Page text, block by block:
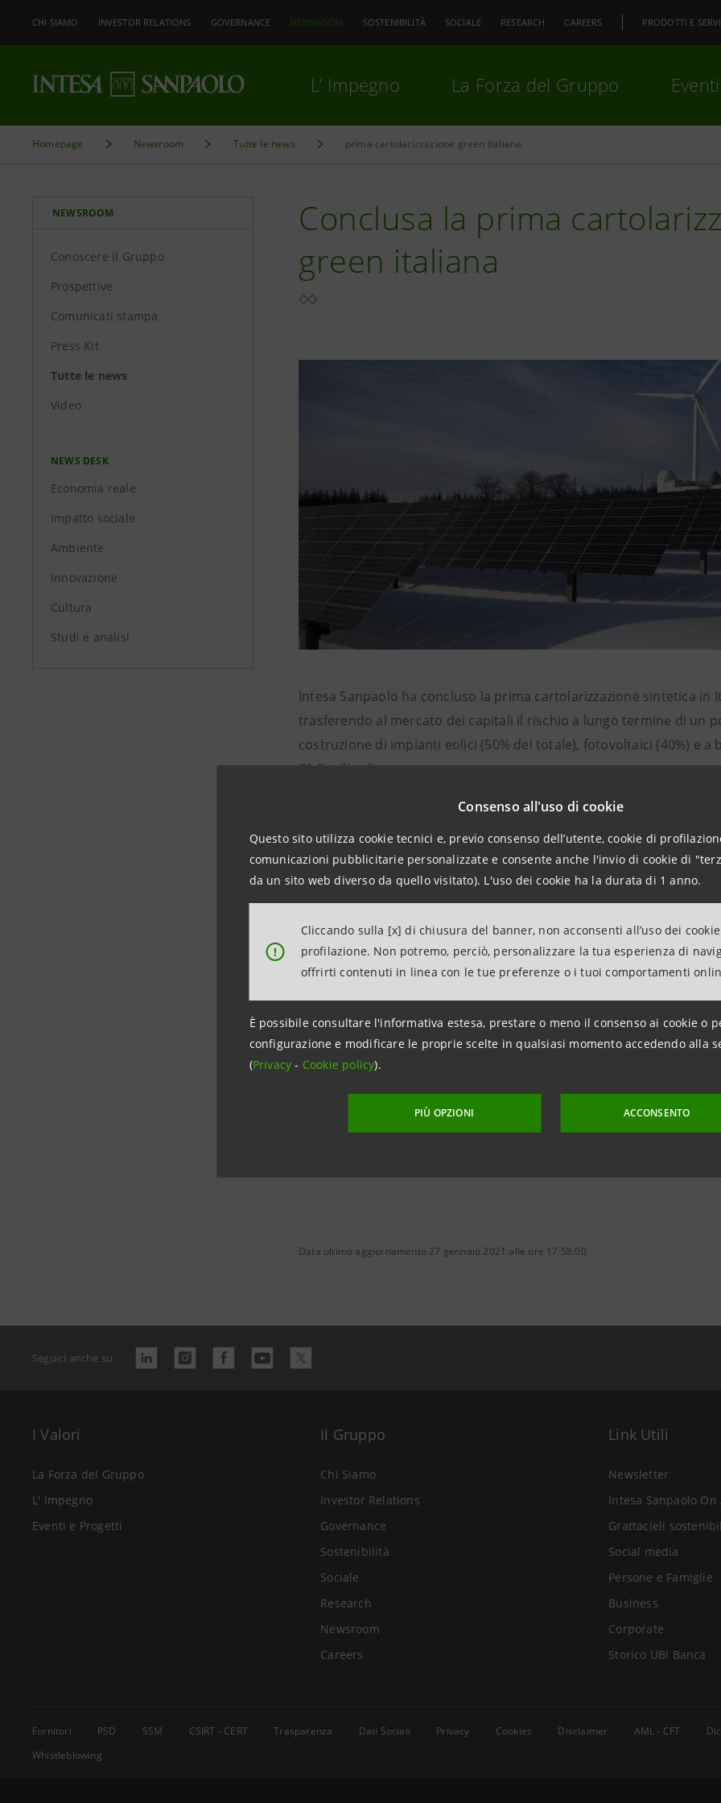
Consenso all'uso di cookie
Questo sito utilizza cookie tecnici e, previo consenso dell’utente, cookie di
comunicazioni pubblicitarie personalizzate e consente anche l'invio di cookie di
da un sito web diverso da quello visitato). L'uso dei cookie ha la durata di 1 anno.
!
Cliccando sulla [x] di chiusura del banner, non acconsenti all’uso dei
profilazione. Non potremo, perciò, personalizzare la tua esperienza di
offrirti contenuti in linea con le tue preferenze o i tuoi comportamenti
È possibile consultare l'informativa estesa, prestare o meno il consenso ai cookie o
configurazione e modificare le proprie scelte in qualsiasi momento accedendo alla
(Privacy- Cookie policy).
PIÙ OPZIONI ACCONSENTO
CHI SIAMO INVESTOR RELATIONS GOVERNANCE NEWSROOM SOSTENIBILITÀ SOCIALE RESEARCH CAREERS PRODOTTI E
L’ Impegno La Forza del Gruppo
Homepage Newsroom Tutte le news prima cartolarizzazione green italiana
NEWSROOM
Conoscere il Gruppo
Prospettive
Comunicati stampa
Press Kit
Tutte le news
Video
NEWS DESK
Economia reale
Impatto sociale
Ambiente
Innovazione
Cultura
Studi e analisi
Conclusa la prima
green italiana
Intesa Sanpaolo ha concluso la prima cartolarizzazione sintetica in
trasferendo al mercato dei capitali il rischio a lungo termine di un
costruzione di impianti eolici (50% del totale), fotovoltaici (40%) e
€1,3 miliardi.
inclusi nel portafoglio
sufficiente a soddisfare il fabbisogno annuale di 6 milioni di
equivalente a quella prodotta da 3 milioni di auto.
L’operazione si inserisce nell’ambito del programma GARC
mantenendo a bilancio gli impieghi già erogati, consente di
puntano su fonti energetiche non inquinanti. Intesa Sanpaolo
Intesa Sanpaolo ad oggi ha realizzato 23 operazioni su oltre 35
prime banche sul mercato europeo delle cartolarizzazioni sintetiche.
Data ultimo aggiornamento 27 gennaio 2021 alle ore 17:58:00
Seguici anche su
I Valori
La Forza del Gruppo
L' Impegno
Eventi e Progetti
Il Gruppo
Chi Siamo
Investor Relations
Governance
Sostenibilità
Sociale
Research
Newsroom
Careers
Link Utili
Newsletter
Intesa Sanpaolo On
Grattacieli
Social media
Persone e Famiglie
Business
Corporate
Storico UBI Banca
Fornitori PSD SSM CSIRT - CERT Trasparenza Dati Sociali Privacy Cookies Disclaimer AML - CFT
Whistleblowing